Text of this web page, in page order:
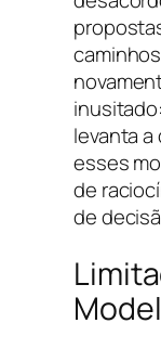
levanta
esses
de
de